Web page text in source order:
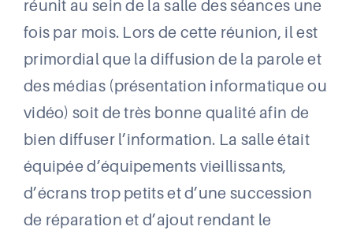
réunit au sein de la salle des séances une
fois par mois. Lors de cette réunion, il est
primordial que la diffusion de la parole et
des médias (présentation informatique ou
vidéo) soit de très bonne qualité afin de
bien diffuser l’information. La salle était
équipée d’équipements vieillissants,
d’écrans trop petits et d’une succession
de réparation et d’ajout rendant le